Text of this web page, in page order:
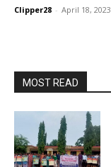
Clipper28 - April 18, 2023
MOST READ